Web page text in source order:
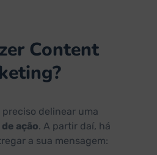
Content
delinear uma
ação. A partir daí, há
a sua mensagem: